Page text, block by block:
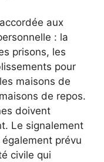
aux
: la
prisons, les
pour
maisons de
de repos.
doivent
Le signalement
prévu
civile qui